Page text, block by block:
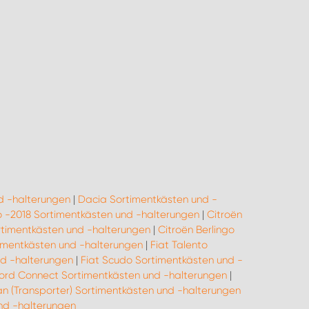
-halterungen| Dacia Sortimentkästen und -
-2018 Sortimentkästen und -halterungen | Citroën
und -halterungen| Citroën Berlingo
und -halterungen | Fiat Talento
-halterungen | Fiat Scudo Sortimentkästen und -
Connect Sortimentkästen und -halterungen |
(Transporter) Sortimentkästen und -halterungen
-halterungen